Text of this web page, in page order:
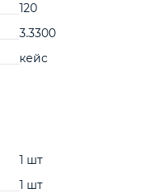
120
3.3300
кейс
1 шт
1 шт